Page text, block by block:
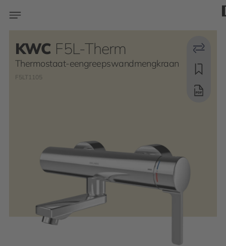
KWC F5L-Therm
Thermostaat-eengreepswandmengkraan
F5LT1105